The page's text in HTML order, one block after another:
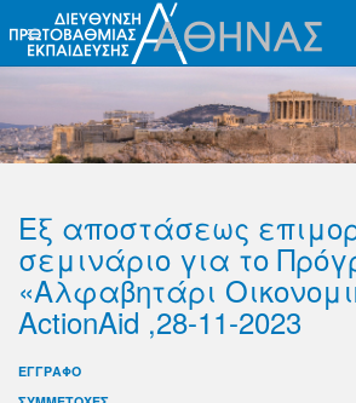
Εξ αποστάσεως
σεμινάριο για το
«Αλφαβητάρι
ActionAid ,28-11-2023
ΕΓΓΡΑΦΟ